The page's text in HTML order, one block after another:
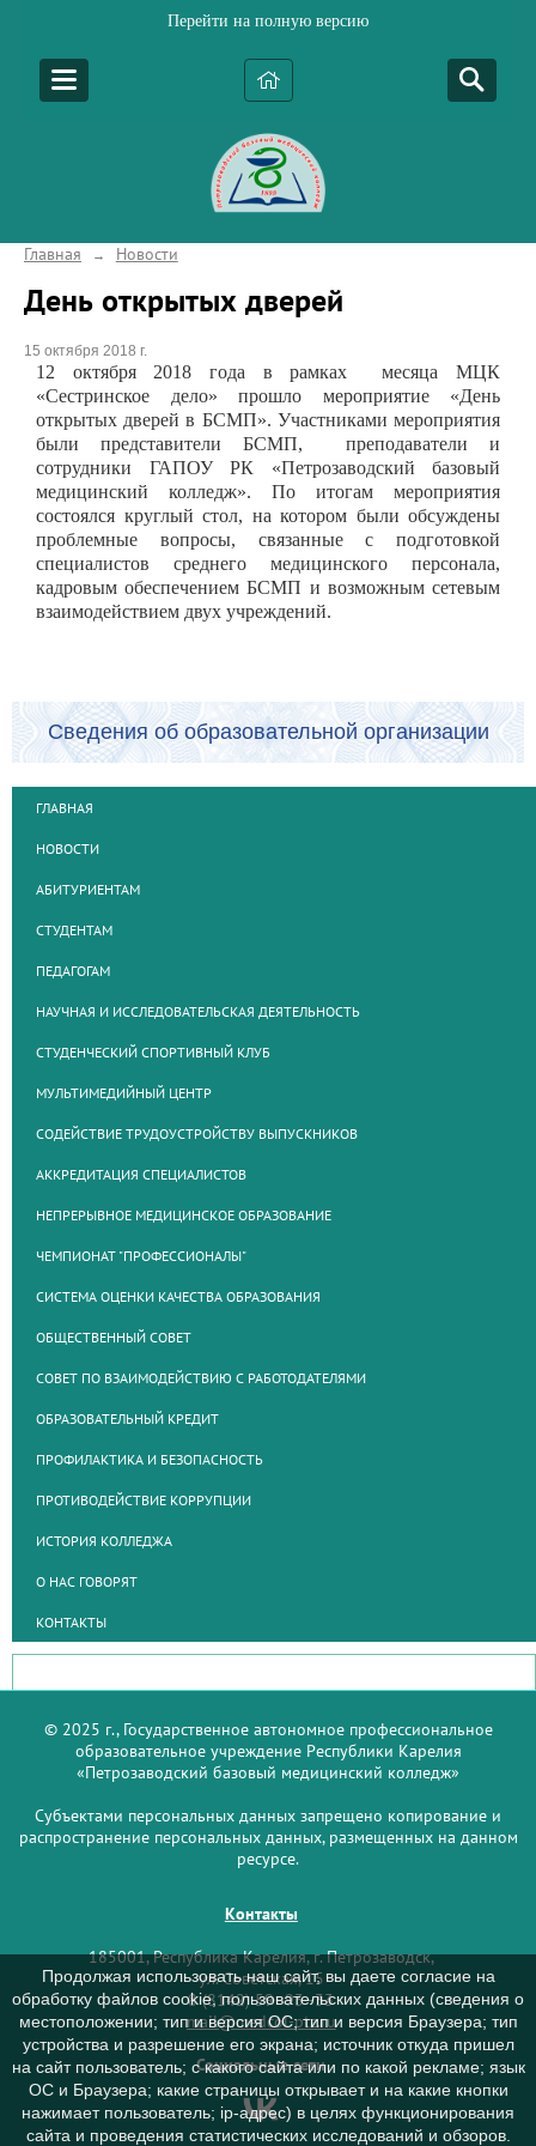
Перейти на полную версию
Главная → Новости
День открытых дверей
15 октября 2018 г.
12 октября 2018 года в рамках
месяца МЦК
«Сестринское дело» прошло мероприятие «День
открытых дверей в БСМП». Участниками мероприятия
были представители БСМП,
преподаватели и
сотрудники ГАПОУ РК «Петрозаводский базовый
медицинский колледж». По итогам мероприятия
состоялся круглый стол, на котором были обсуждены
проблемные вопросы, связанные с подготовкой
специалистов среднего медицинского персонала,
кадровым обеспечением БСМП и возможным сетевым
взаимодействием двух учреждений.
Сведения об образовательной организации
ГЛАВНАЯ
НОВОСТИ
АБИТУРИЕНТАМ
СТУДЕНТАМ
ПЕДАГОГАМ
НАУЧНАЯ И ИССЛЕДОВАТЕЛЬСКАЯ ДЕЯТЕЛЬНОСТЬ
СТУДЕНЧЕСКИЙ СПОРТИВНЫЙ КЛУБ
МУЛЬТИМЕДИЙНЫЙ ЦЕНТР
СОДЕЙСТВИЕ ТРУДОУСТРОЙСТВУ ВЫПУСКНИКОВ
АККРЕДИТАЦИЯ СПЕЦИАЛИСТОВ
НЕПРЕРЫВНОЕ МЕДИЦИНСКОЕ ОБРАЗОВАНИЕ
ЧЕМПИОНАТ "ПРОФЕССИОНАЛЫ"
СИСТЕМА ОЦЕНКИ КАЧЕСТВА ОБРАЗОВАНИЯ
ОБЩЕСТВЕННЫЙ СОВЕТ
СОВЕТ ПО ВЗАИМОДЕЙСТВИЮ С РАБОТОДАТЕЛЯМИ
ОБРАЗОВАТЕЛЬНЫЙ КРЕДИТ
ПРОФИЛАКТИКА И БЕЗОПАСНОСТЬ
ПРОТИВОДЕЙСТВИЕ КОРРУПЦИИ
ИСТОРИЯ КОЛЛЕДЖА
О НАС ГОВОРЯТ
КОНТАКТЫ
© 2025 г., Государственное автономное профессиональное
образовательное учреждение Республики Карелия
«Петрозаводский базовый медицинский колледж»
Субъектами персональных данных запрещено копирование и
распространение персональных данных, размещенных на данном
ресурсе.
Контакты
185001, Республика Карелия, г. Петрозаводск,
ул. Советская, 15
8 (8142) 59–93–33
mail@medcol-ptz.ru
Социальные сети
Продолжая использовать наш сайт, вы даете согласие на
обработку файлов cookie, пользовательских данных (сведения о
местоположении; тип и версия ОС; тип и версия Браузера; тип
устройства и разрешение его экрана; источник откуда пришел
на сайт пользователь; с какого сайта или по какой рекламе; язык
ОС и Браузера; какие страницы открывает и на какие кнопки
нажимает пользователь; ip-адрес) в целях функционирования
сайта и проведения статистических исследований и обзоров.